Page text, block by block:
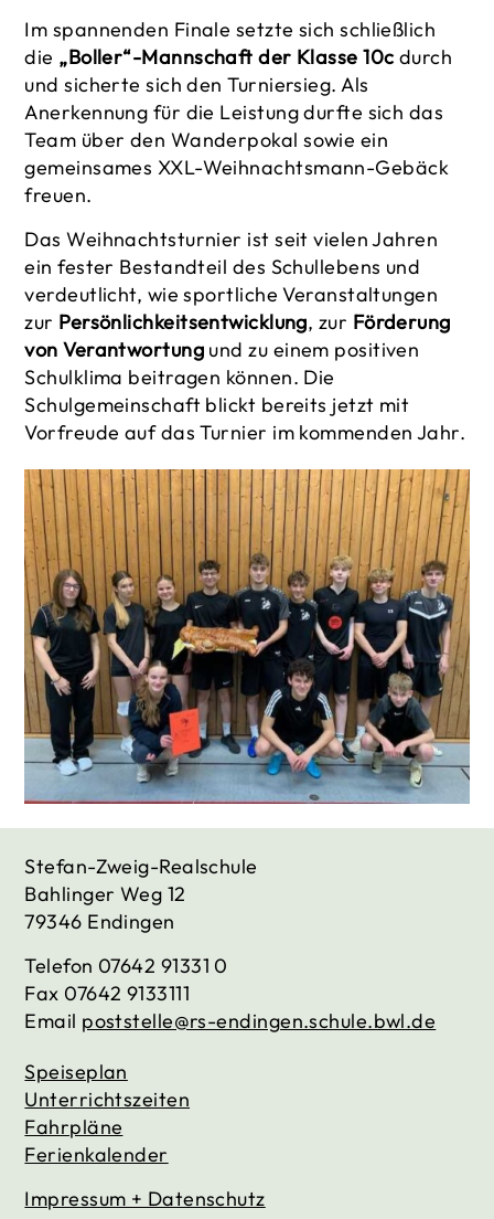
Im spannenden Finale setzte sich schließlich
die „Boller“-Mannschaft der Klasse 10c durch
und sicherte sich den Turniersieg. Als
Anerkennung für die Leistung durfte sich das
Team über den Wanderpokal sowie ein
gemeinsames XXL-Weihnachtsmann-Gebäck
freuen.
Das Weihnachtsturnier ist seit vielen Jahren
ein fester Bestandteil des Schullebens und
verdeutlicht, wie sportliche Veranstaltungen
zur Persönlichkeitsentwicklung, zur Förderung
von Verantwortung und zu einem positiven
Schulklima beitragen können. Die
Schulgemeinschaft blickt bereits jetzt mit
Vorfreude auf das Turnier im kommenden Jahr.
Stefan-Zweig-Realschule
Bahlinger Weg 12
79346 Endingen
Telefon 07642 91331 0
Fax 07642 9133111
Email poststelle@rs-endingen.schule.bwl.de
Speiseplan
Unterrichtszeiten
Fahrpläne
Ferienkalender
Impressum + Datenschutz